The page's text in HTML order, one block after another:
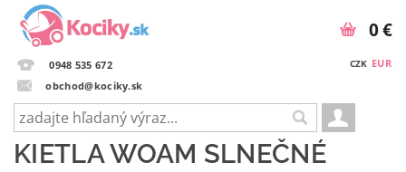
0948 535 672
obchod@kociky.sk
CZK EUR
0 €
KIETLA WOAM SLNEČNÉ